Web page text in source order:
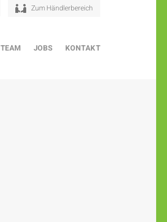
Zum Händlerbereich
TEAM JOBS KONTAKT